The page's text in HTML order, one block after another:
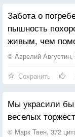
Забота о
пышность
живым, чем
© Аврелий Августин,
Сохранить
Мы украсили
веселых
© Марк Твен, 372